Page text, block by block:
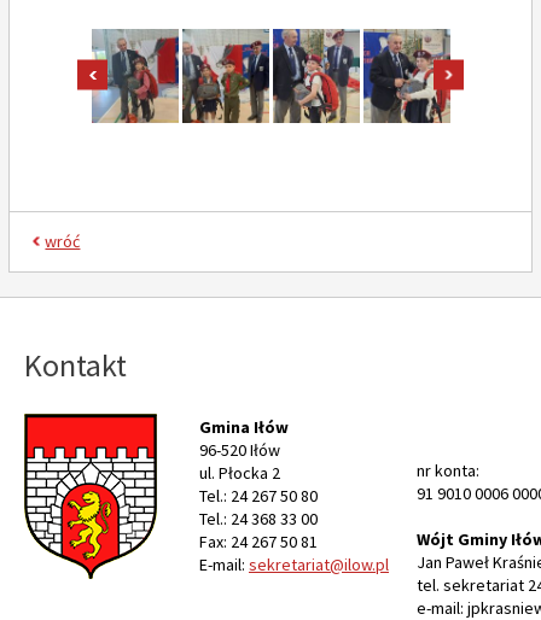
pokaż poprzednie zdjęcia
wróć
Kontakt
Gmina Iłów
96-520 Iłów
ul. Płocka 2
Tel.: 24 267 50 80
Tel.: 24 368 33 00
Fax: 24 267 50 81
E-mail: sekretariat@ilow.pl
nr konta:
91 9010 0006
Wójt Gminy
Jan Paweł
tel. sekretariat
e-mail: